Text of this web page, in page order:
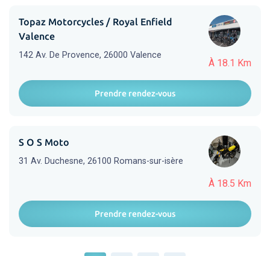
À 18.1 Km
Topaz Motorcycles / Royal Enfield
Valence
142 Av. De Provence, 26000 Valence
Prendre rendez-vous
À 18.5 Km
S O S Moto
31 Av. Duchesne, 26100 Romans-sur-isère
Prendre rendez-vous